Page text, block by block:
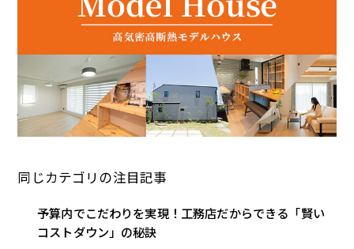
同じカテゴリの注目記事
予算内でこだわりを実現！工務店だからできる「賢い
コストダウン」の秘訣